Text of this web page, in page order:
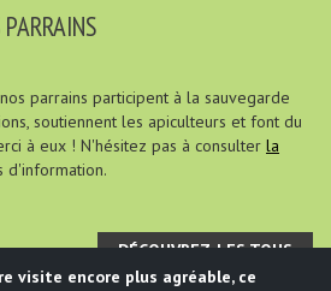
parrains participent à la sauvegarde
soutiennent les apiculteurs et font du
à eux ! N'hésitez pas à consulter la
d'information.
DÉCOUVREZ-LES TOUS
visite encore plus agréable, ce